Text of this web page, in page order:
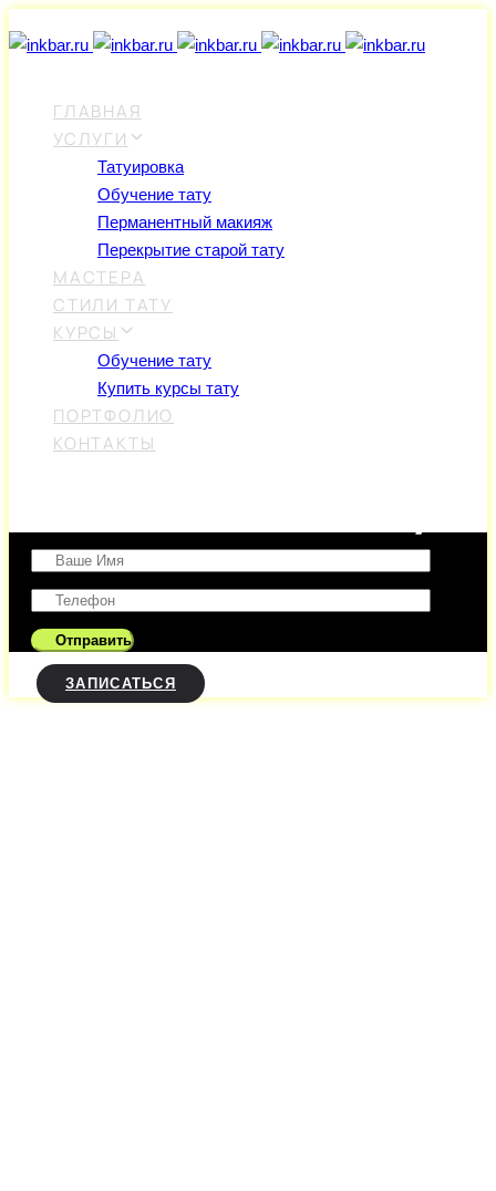
links
to
navigationГЛАВНАЯ
УСЛУГИ
Татуировка
Обучение тату
Перманентный макияж
Перекрытие старой тату
МАСТЕРА
СТИЛИ ТАТУ
КУРСЫ
Обучение тату
Купить курсы тату
ПОРТФОЛИО
КОНТАКТЫ
ЗАПИСАТЬСЯ